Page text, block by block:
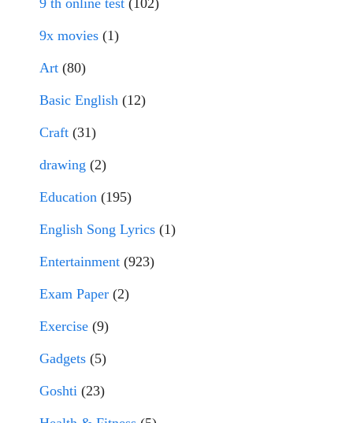
9 th online test (102)
9x movies (1)
Art (80)
Basic English (12)
Craft (31)
drawing (2)
Education (195)
English Song Lyrics (1)
Entertainment (923)
Exam Paper (2)
Exercise (9)
Gadgets (5)
Goshti (23)